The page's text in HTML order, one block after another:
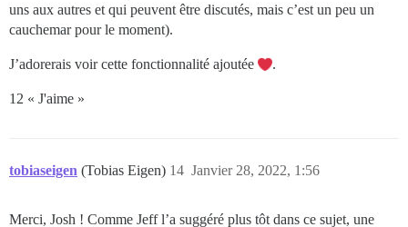
uns aux autres et qui peuvent être discutés, mais c’est un peu un
cauchemar pour le moment).
J’adorerais voir cette fonctionnalité ajoutée .
12 « J'aime »
tobiaseigen (Tobias Eigen) Janvier 28, 2022, 1:56
14
Merci, Josh ! Comme Jeff l’a suggéré plus tôt dans ce sujet, une